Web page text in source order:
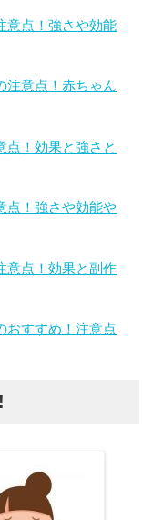
意点！強さや効能
注意点！赤ちゃん
点！効果と強さと
点！強さや効能や
意点！効果と副作
おすすめ！注意点